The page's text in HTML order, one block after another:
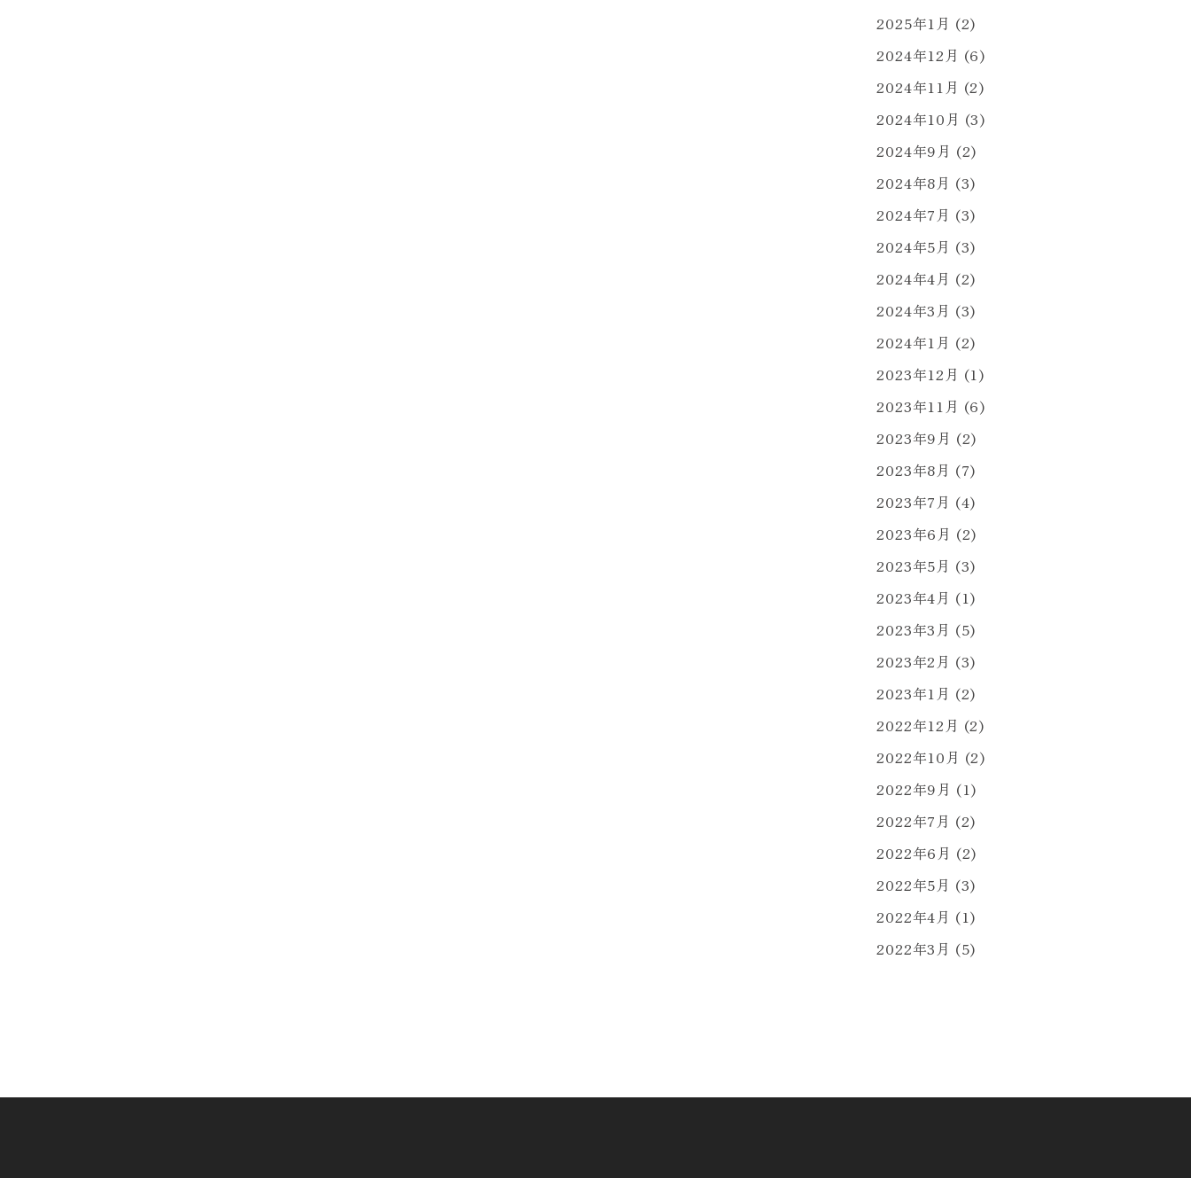
2025年1月 (2)
2024年12月 (6)
2024年11月 (2)
2024年10月 (3)
2024年9月 (2)
2024年8月 (3)
2024年7月 (3)
2024年5月 (3)
2024年4月 (2)
2024年3月 (3)
2024年1月 (2)
2023年12月 (1)
2023年11月 (6)
2023年9月 (2)
2023年8月 (7)
2023年7月 (4)
2023年6月 (2)
2023年5月 (3)
2023年4月 (1)
2023年3月 (5)
2023年2月 (3)
2023年1月 (2)
2022年12月 (2)
2022年10月 (2)
2022年9月 (1)
2022年7月 (2)
2022年6月 (2)
2022年5月 (3)
2022年4月 (1)
2022年3月 (5)